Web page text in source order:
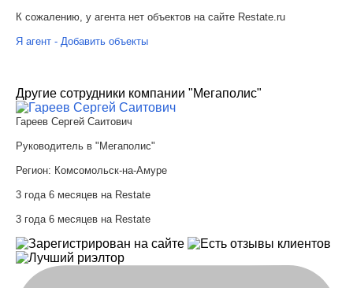
К сожалению, у агента нет объектов на сайте Restate.ru
Я агент - Добавить объекты
Другие сотрудники компании "Мегаполис"
Гареев Сергей Саитович
Руководитель в "Мегаполис"
Регион: Комсомольск-на-Амуре
3 года 6 месяцев на Restate
3 года 6 месяцев на Restate